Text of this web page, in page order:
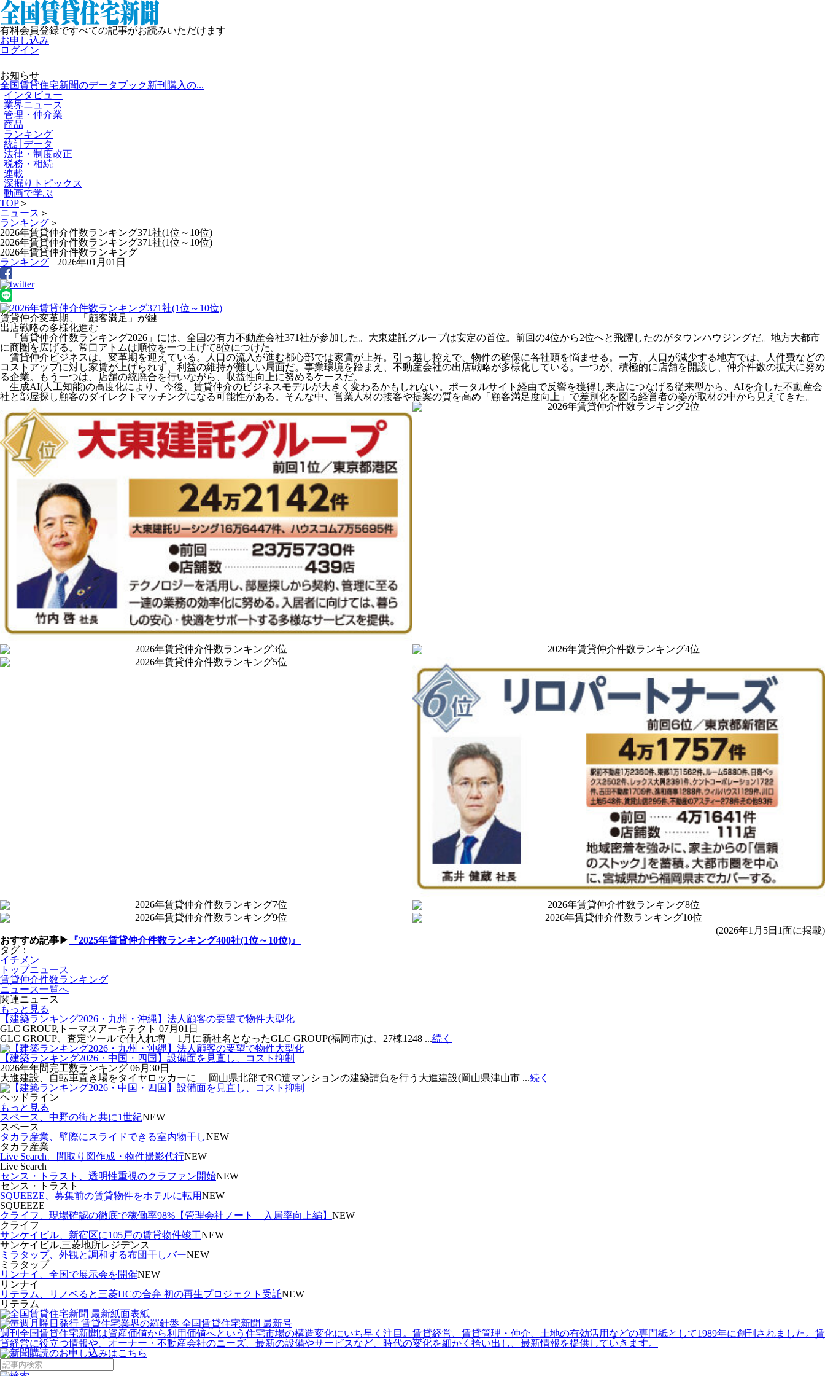
有料会員登録ですべての記事がお読みいただけます
お申し込み
ログイン
お知らせ
全国賃貸住宅新聞のデータブック新刊購入の...
インタビュー
業界ニュース
管理・仲介業
商品
ランキング
統計データ
法律・制度改正
税務・相続
連載
深掘りトピックス
動画で学ぶ
TOP ＞
ニュース ＞
ランキング ＞
2026年賃貸仲介件数ランキング371社(1位～10位)
2026年賃貸仲介件数ランキング371社(1位～10位)
2026年賃貸仲介件数ランキング
ランキング | 2026年01月01日
賃貸仲介変革期、「顧客満足」が鍵
出店戦略の多様化進む
「賃貸仲介件数ランキング2026」には、全国の有力不動産会社371社が参加した。大東建託グループは安定の首位。前回の4位から2位へと飛躍したのがタウンハウジングだ。地方大都市
に商圏を広げる。常口アトムは順位を一つ上げて8位につけた。
賃貸仲介ビジネスは、変革期を迎えている。人口の流入が進む都心部では家賃が上昇。引っ越し控えで、物件の確保に各社頭を悩ませる。一方、人口が減少する地方では、人件費などの
コストアップに対し家賃が上げられず、利益の維持が難しい局面だ。事業環境を踏まえ、不動産会社の出店戦略が多様化している。一つが、積極的に店舗を開設し、仲介件数の拡大に努め
る企業。もう一つは、店舗の統廃合を行いながら、収益性向上に努めるケースだ。
生成AI(人工知能)の高度化により、今後、賃貸仲介のビジネスモデルが大きく変わるかもしれない。ポータルサイト経由で反響を獲得し来店につなげる従来型から、AIを介した不動産会
社と部屋探し顧客のダイレクトマッチングになる可能性がある。そんな中、営業人材の接客や提案の質を高め「顧客満足度向上」で差別化を図る経営者の姿が取材の中から見えてきた。
(2026年1月5日1面に掲載)
おすすめ記事▶
『2025年賃貸仲介件数ランキング400社(1位～10位)』
タグ：
イチメン
トップニュース
賃貸仲介件数ランキング
ニュース一覧へ
関連ニュース
もっと見る
【建築ランキング2026・九州・沖縄】法人顧客の要望で物件大型化
GLC GROUP,トーマスアーキテクト 07月01日
GLC GROUP、査定ツールで仕入れ増 1月に新社名となったGLC GROUP(福岡市)は、27棟1248 ...続く
【建築ランキング2026・中国・四国】設備面を見直し、コスト抑制
2026年年間完工数ランキング 06月30日
大進建設、自転車置き場をタイヤロッカーに 岡山県北部でRC造マンションの建築請負を行う大進建設(岡山県津山市 ...続く
ヘッドライン
もっと見る
スペース、中野の街と共に1世紀NEW
スペース
タカラ産業、壁際にスライドできる室内物干しNEW
タカラ産業
Live Search、間取り図作成・物件撮影代行NEW
Live Search
センス・トラスト、透明性重視のクラファン開始NEW
センス・トラスト
SQUEEZE、募集前の賃貸物件をホテルに転用NEW
SQUEEZE
クライフ、現場確認の徹底で稼働率98%【管理会社ノート 入居率向上編】 NEW
クライフ
サンケイビル、新宿区に105戸の賃貸物件竣工NEW
サンケイビル,三菱地所レジデンス
ミラタップ、外観と調和する布団干しバーNEW
ミラタップ
リンナイ、全国で展示会を開催NEW
リンナイ
リテラム、リノベると三菱HCの合弁 初の再生プロジェクト受託NEW
リテラム
週刊全国賃貸住宅新聞は資産価値から利用価値へという住宅市場の構造変化にいち早く注目。賃貸経営、賃貸管理・仲介、土地の有効活用などの専門紙として1989年に創刊されました。賃
貸経営に役立つ情報や、オーナー・不動産会社のニーズ、最新の設備やサービスなど、時代の変化を細かく拾い出し、最新情報を提供していきます。